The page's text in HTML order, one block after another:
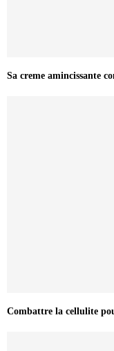
Sa creme amincissante
Combattre la cellulite